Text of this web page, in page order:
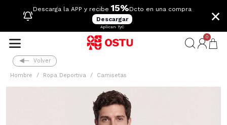
Descarga la APP y recibe 15%Dcto en una compra
Descargar
Aplican TyC
×
0
Volver
Hombre Ropa Deportiva Camisetas